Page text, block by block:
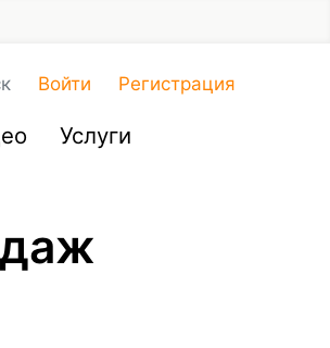
Войти Регистрация
Услуги